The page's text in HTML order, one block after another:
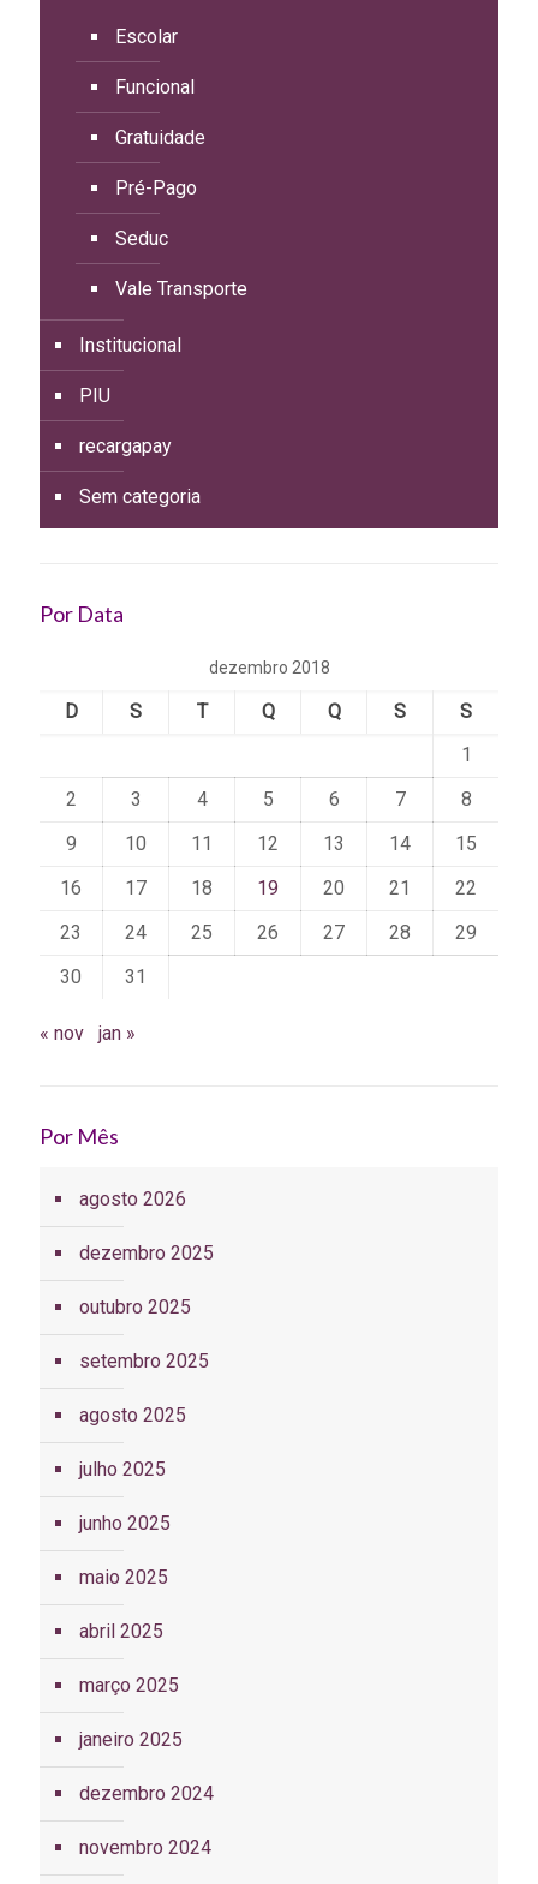
Escolar
Funcional
Gratuidade
Pré-Pago
Seduc
Vale Transporte
Institucional
PIU
recargapay
Sem categoria
Por Data
dezembro 2018
D S T Q Q S
S
1
2
3 4 5 6 7
8
9
10 11 12 13 14
15
16
17 18 19 20 21
22
23
24 25 26 27 28
29
30
31
« nov jan »
Por Mês
agosto 2026
dezembro 2025
outubro 2025
setembro 2025
agosto 2025
julho 2025
junho 2025
maio 2025
abril 2025
março 2025
janeiro 2025
dezembro 2024
novembro 2024